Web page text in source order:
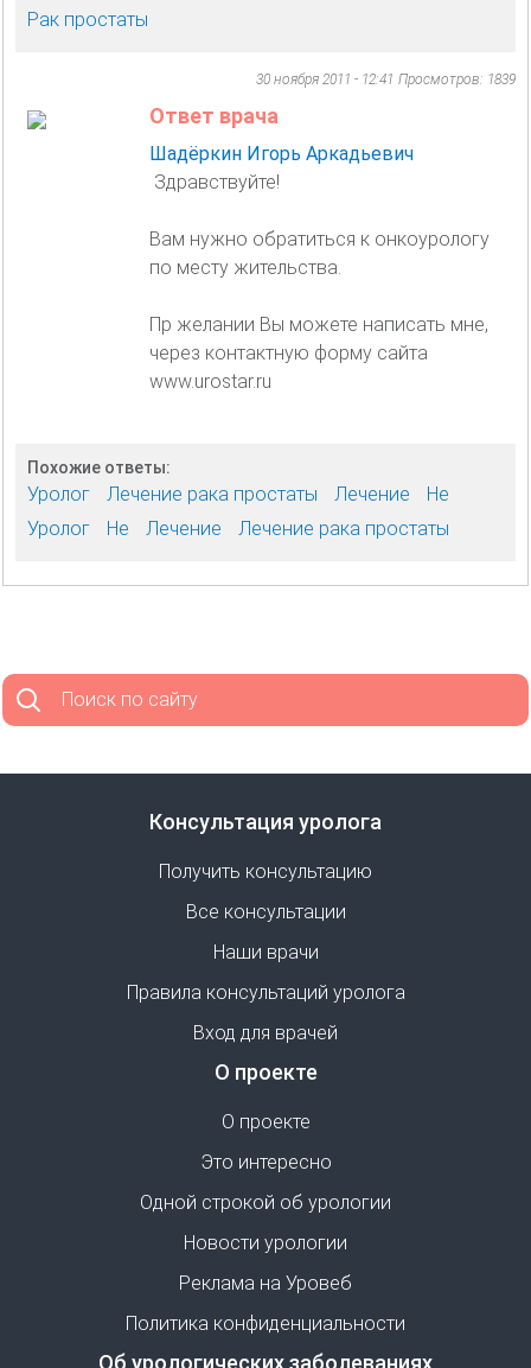
Рак простаты
30 ноября 2011 - 12:41 Просмотров: 1839
Ответ врача
Шадёркин Игорь Аркадьевич
Здравствуйте!
Вам нужно обратиться к онкоурологу
по месту жительства.
Пр желании Вы можете написать мне,
через контактную форму сайта
www.urostar.ru
Похожие ответы:
Уролог Лечение рака простаты Лечение
Не
Уролог
Не Лечение Лечение рака простаты
Поиск по сайту
Консультация уролога
Получить консультацию
Все консультации
Наши врачи
Правила консультаций уролога
Вход для врачей
О проекте
О проекте
Это интересно
Одной строкой об урологии
Новости урологии
Реклама на Уровеб
Политика конфиденциальности
Об урологических заболеваниях